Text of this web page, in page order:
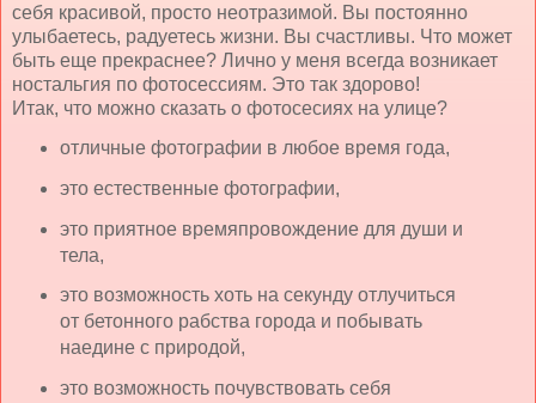
себя красивой, просто неотразимой. Вы постоянно
улыбаетесь, радуетесь жизни. Вы счастливы. Что может
быть еще прекраснее? Лично у меня всегда возникает
ностальгия по фотосессиям. Это так здорово!
Итак, что можно сказать о фотосесиях на улице?
отличные фотографии в любое время года,
это естественные фотографии,
это приятное времяпровождение для души и
тела,
это возможность хоть на секунду отлучиться
от бетонного рабства города и побывать
наедине с природой,
это возможность почувствовать себя